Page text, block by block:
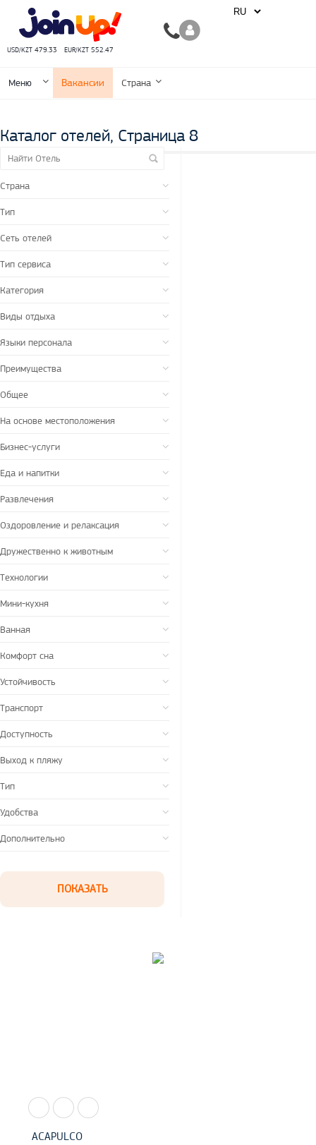
USD/KZT 479.33 EUR/KZT 552.47
Меню Вакансии Страна
Каталог отелей, Страница 8
Страна
Тип
Сеть отелей
Тип сервиса
Категория
Виды отдыха
Языки персонала
Преимущества
Общее
На основе местоположения
Бизнес-услуги
Еда и напитки
Развлечения
Оздоровление и релаксация
Дружественно к животным
Технологии
Мини-кухня
Ванная
Комфорт сна
Устойчивость
Транспорт
Доступность
Выход к пляжу
Тип
Удобства
Дополнительно
ACAPULCO